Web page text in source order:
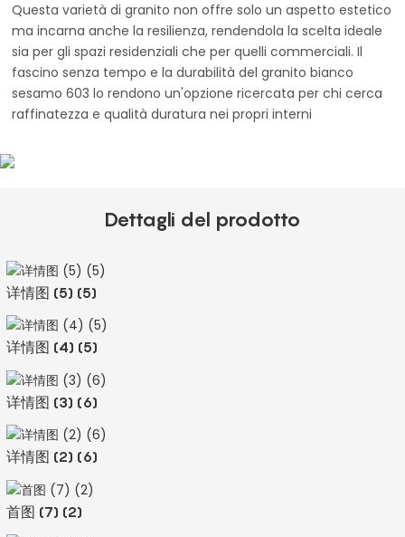
Questa varietà di granito non offre solo un aspetto estetico
ma incarna anche la resilienza, rendendola la scelta ideale
sia per gli spazi residenziali che per quelli commerciali. Il
fascino senza tempo e la durabilità del granito bianco
sesamo 603 lo rendono un'opzione ricercata per chi cerca
raffinatezza e qualità duratura nei propri interni
Dettagli del prodotto
详情图 (5) (5)
详情图 (4) (5)
详情图 (3) (6)
详情图 (2) (6)
首图 (7) (2)